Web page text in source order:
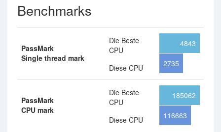
Benchmarks
PassMark
Single thread mark
Die Beste
CPU
Diese CPU
4843
2735
PassMark
CPU mark
Die Beste
CPU
Diese CPU
185062
116663